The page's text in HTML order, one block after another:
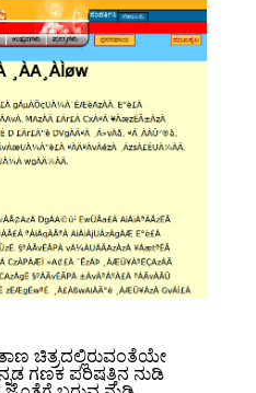
ಚಿತ್ರದಲ್ಲಿರುವಂತೆಯೇ
ಗಣಕ ಪರಿಷತ್ತಿನ ನುಡಿ